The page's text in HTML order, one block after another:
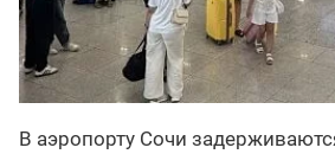
В аэропорту Сочи